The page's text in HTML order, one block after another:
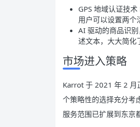
GPS 地域认证技
用户可以设置两个
AI 驱动的商品识
述文本，大大简化
市场进入策略
Karrot 于 2021 年 2 月
个策略性的选择充分考
服务范围已扩展到东京